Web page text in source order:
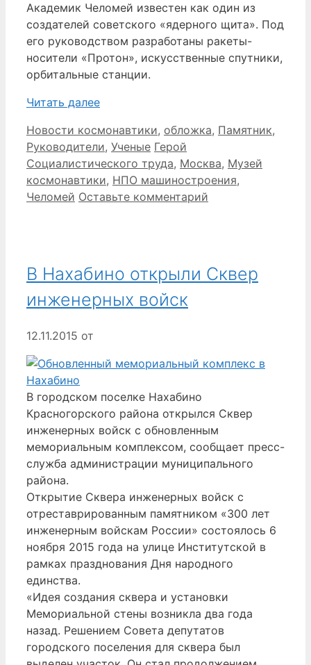
Академик Челомей известен как один из
создателей советского «ядерного щита». Под
его руководством разработаны ракеты-
носители «Протон», искусственные спутники,
орбитальные станции.
Читать далее
Рубрики
Новости космонавтики, обложка, Памятник,
Руководители, Ученые Метки
Герой
Социалистического труда, Москва, Музей
космонавтики, НПО машиностроения,
Челомей Оставьте комментарий
В Нахабино открыли Сквер
инженерных войск
12.11.2015 от
В городском поселке Нахабино
Красногорского района открылся Сквер
инженерных войск с обновленным
мемориальным комплексом, сообщает пресс-
служба администрации муниципального
района.
Открытие Сквера инженерных войск с
отреставрированным памятником «300 лет
инженерным войскам России» состоялось 6
ноября 2015 года на улице Институтской в
рамках празднования Дня народного
единства.
«Идея создания сквера и установки
Мемориальной стены возникла два года
назад. Решением Совета депутатов
городского поселения для сквера был